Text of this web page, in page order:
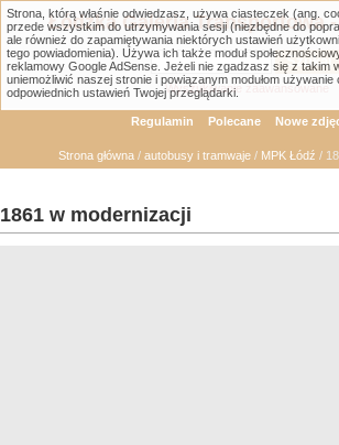
Łódzka Galeria Transportowa
Wyszukiwanie zaawansowane
Regulamin Polecane Nowe
Strona główna / autobusy i tramwaje / MPK Łódź /
1861 w modernizacji
Strona, którą właśnie odwiedzasz, używa ciasteczek (ang.
przede wszystkim do utrzymywania sesji (niezbędne do
ale również do zapamiętywania niektórych ustawień
tego powiadomienia). Używa ich także moduł
reklamowy Google AdSense. Jeżeli nie zgadzasz się z takim
uniemożliwić naszej stronie i powiązanym modułom
odpowiednich ustawień Twojej przeglądarki.